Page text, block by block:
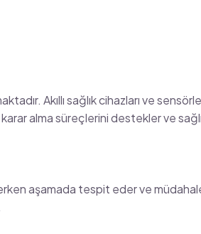
Akıllı sağlık cihazları ve
alma süreçlerini destekler ve
aşamada tespit eder ve